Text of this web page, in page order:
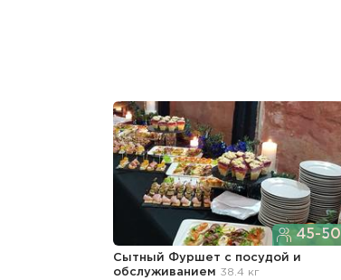
45-50
Сытный Фуршет с посудой и
обслуживанием 38.4 кг